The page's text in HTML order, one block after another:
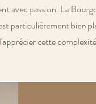
avec passion. La
particulièrement bien
cette